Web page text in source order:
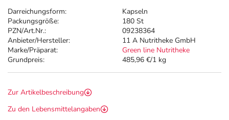
Darreichungsform:
Kapseln
Packungsgröße:
180 St
PZN/Art.Nr.:
09238364
Anbieter/Hersteller:
11 A Nutritheke GmbH
Marke/Präparat:
Green line Nutritheke
Grundpreis:
485,96 €/1 kg
Zur Artikelbeschreibung
Zu den Lebensmittelangaben